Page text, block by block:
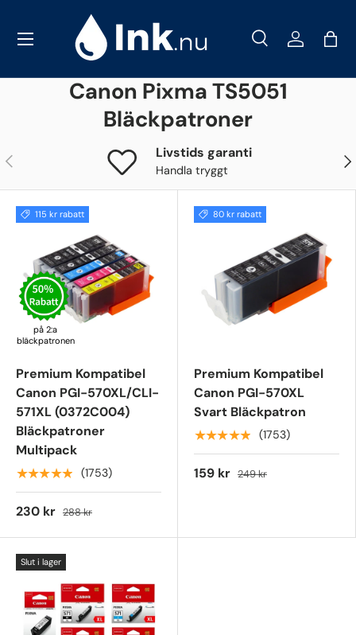
Hoppa till innehåll
Sök
Sök Logga in
Meny
Canon Pixma TS5051
Bläckpatroner
Föregående Livstids garanti
Handla tryggt
på 2:a
bläckpatronen
115 kr rabatt
Premium Kompatibel
Canon PGI-570XL/CLI-
571XL (0372C004)
Bläckpatroner
Multipack
★★★★★ (1753)
230 kr 288 kr
80 kr rabatt
Premium Kompatibel
Canon PGI-570XL
Svart Bläckpatron
★★★★★ (1753)
159 kr 249 kr
Slut i lager